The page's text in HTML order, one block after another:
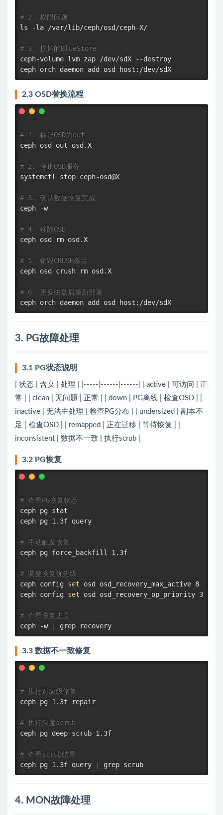
# 2. 权限问题
ls -la /var/lib/ceph/osd/ceph-X/
# 3. 损坏的BlueStore
ceph-volume lvm zap /dev/sdX --destroy
2.3 OSD替换流程
# 1. 标记OSD为out
ceph osd out osd.X
# 2. 停止OSD服务
systemctl stop ceph-osd@X
# 3. 确认数据恢复完成
ceph -w
# 4. 移除OSD
ceph osd
rm osd.X
# 5. 销毁CRUSH条目
ceph osd crush
rm osd.X
# 6. 更换磁盘后重新部署
3. PG故障处理
3.1 PG状态说明
| 状态 | 含义 | 处理 | |-----|------|------| | active | 可访问 | 正
常 | | clean | 无问题 | 正常 | | down | PG离线 | 检查OSD | |
inactive | 无法主处理 | 检查PG分布 | | undersized | 副本不
足 | 检查OSD | | remapped | 正在迁移 | 等待恢复 | |
inconsistent | 数据不一致 | 执行scrub |
3.2 PG恢复
# 查看PG恢复状态
ceph pg stat
ceph pg 1.3f query
# 手动触发恢复
ceph pg force_backfill 1.3f
# 调整恢复优先级
ceph config set osd osd_recovery_max_active 8
ceph config set osd osd_recovery_op_priority 3
# 查看恢复进度
ceph -w
grep
3.3 数据不一致修复
# 执行对象级修复
ceph pg 1.3f repair
# 执行深度scrub
ceph pg deep-scrub 1.3f
# 查看scrub结果
ceph pg 1.3f query
grep
4. MON故障处理